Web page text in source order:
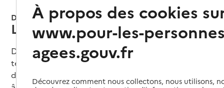
Dossier
Les associations
De nombreuses associations se sont créées au fil du
temps pour répondre aux difficultés que la perte
d’autonomie peut engendrer pour les personnes
À propos des cookies
www.pour-les-
agees.gouv.fr
Découvrez comment nous collectons, nous utilisons,